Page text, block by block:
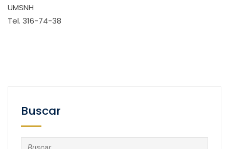
UMSNH
Tel. 316-74-38
Buscar
Buscar: